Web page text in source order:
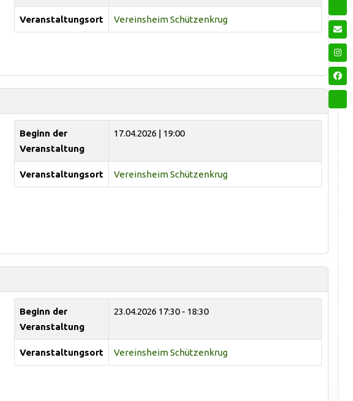
Veranstaltungsort Vereinsheim Schützenkrug
Beginn der
Veranstaltung
17.04.2026 | 19:00
Veranstaltungsort Vereinsheim Schützenkrug
Beginn der
Veranstaltung
23.04.2026 17:30 - 18:30
Veranstaltungsort Vereinsheim Schützenkrug